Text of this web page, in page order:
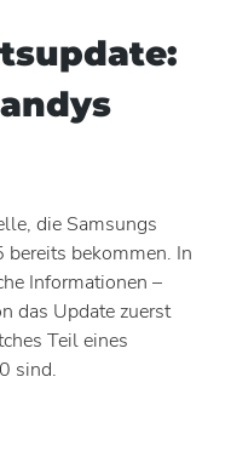
die Samsungs
bekommen. In
Informationen –
das Update zuerst
Teil eines
sind.